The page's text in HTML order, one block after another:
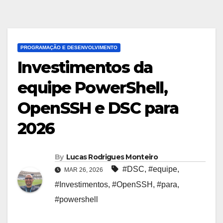
PROGRAMAÇÃO E DESENVOLVIMENTO
Investimentos da
equipe PowerShell,
OpenSSH e DSC para
2026
By Lucas Rodrigues Monteiro
MAR 26, 2026 #DSC, #equipe,
#Investimentos, #OpenSSH , #para,
#powershell